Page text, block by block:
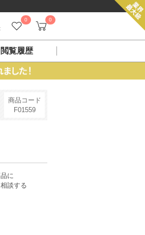
0 0
閲覧履歴
商品コード
F01559
に
談する